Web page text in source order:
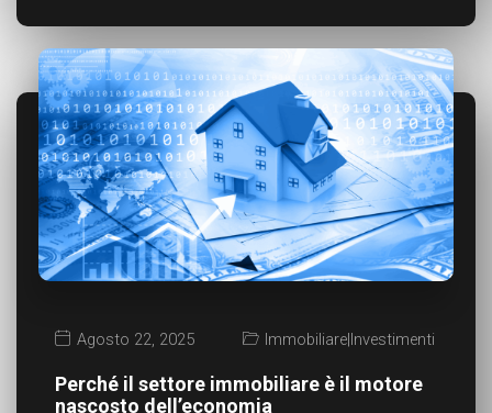
Agosto 22, 2025 Immobiliare|Investimenti
Perché il settore immobiliare è il motore
nascosto dell’economia